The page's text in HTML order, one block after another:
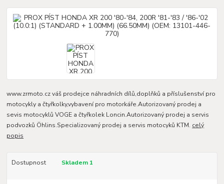
www.zrmoto.cz váš prodejce náhradních dílů,doplňků a příslušenství pro
motocykly a čtyřkolky,vybavení pro motorkáře.Autorizovaný prodej a
sevis motocyklů VOGE a čtyřkolek Loncin.Autorizovaný prodej a servis
podvozků Öhlins.Specializovaný prodej a servis motocyků KTM. celý
popis
Dostupnost Skladem 1